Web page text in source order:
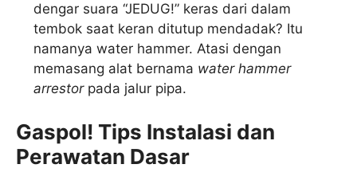
dengar suara “JEDUG!” keras dari dalam
tembok saat keran ditutup mendadak? Itu
namanya water hammer. Atasi dengan
memasang alat bernama water hammer
arrestorpada jalur pipa.
Gaspol! Tips Instalasi dan
Perawatan Dasar